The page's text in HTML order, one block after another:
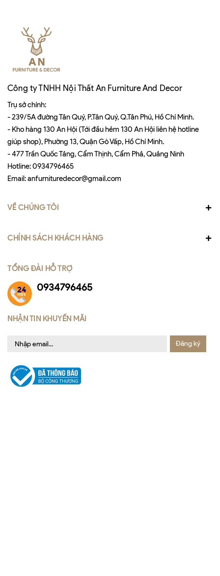
Công ty TNHH Nội Thất An Furniture And Decor
Trụ sở chính:
- 239/5A đường Tân Quý, P.Tân Quý, Q.Tân Phú, Hồ Chí Minh.
- Kho hàng 130 An Hội (Tới đầu hẻm 130 An Hội liên hệ hotline
giúp shop), Phường 13, Quận Gò Vấp, Hồ Chí Minh.
- 477 Trần Quốc Tảng, Cẩm Thịnh, Cẩm Phả, Quảng Ninh
Hotline:0934796465
Email:anfurnituredecor@gmail.com
VỀ CHÚNG TÔI
CHÍNH SÁCH KHÁCH HÀNG
TỔNG ĐÀI HỖ TRỢ
0934796465
NHẬN TIN KHUYẾN MÃI
Đăng ký